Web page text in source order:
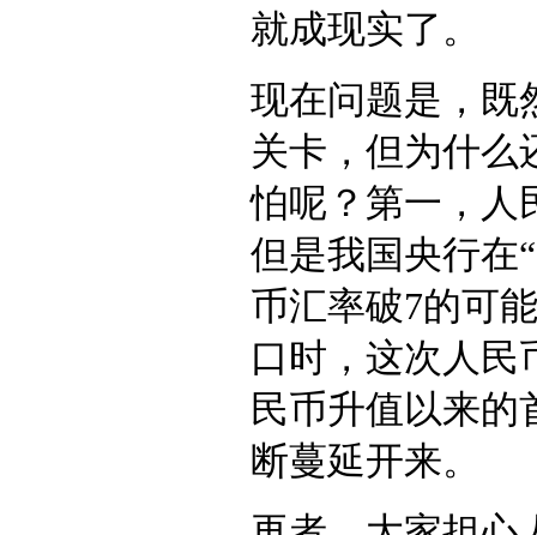
就成现实了。
现在问题是，既
关卡，但为什么
怕呢？第一，人
但是我国央行在
币汇率破7的可
口时，这次人民
民币升值以来的
断蔓延开来。